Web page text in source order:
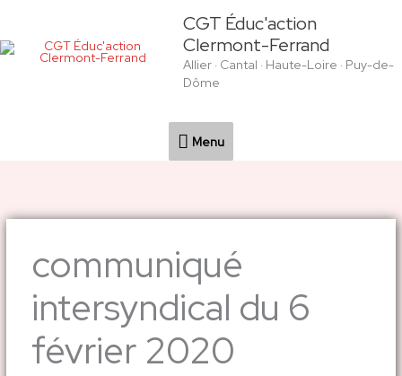
contenu
CGT Éduc'action
Clermont-Ferrand
Allier · Cantal · Haute-Loire · Puy-de-
Dôme
Menu
Menu
communiqué
intersyndical du 6
février 2020